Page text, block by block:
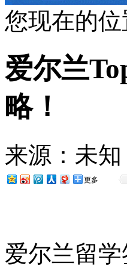
您现在的位
爱尔兰
略！
来源： 未知
更多
爱尔兰留学